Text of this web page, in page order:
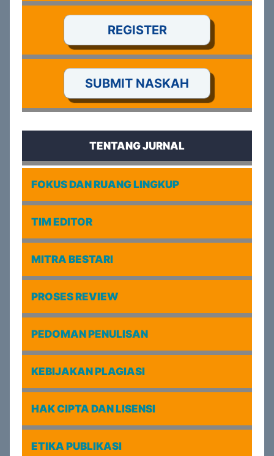
REGISTER
SUBMIT NASKAH
TENTANG JURNAL
FOKUS DAN RUANG LINGKUP
TIM EDITOR
MITRA BESTARI
PROSES REVIEW
PEDOMAN PENULISAN
KEBIJAKAN PLAGIASI
HAK CIPTA DAN LISENSI
ETIKA PUBLIKASI